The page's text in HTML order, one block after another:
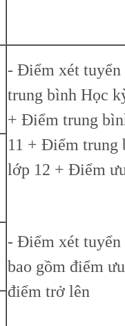
- Điểm xét
trung bình Học
+ Điểm trung
11 + Điểm trung
lớp 12 + Điểm
- Điểm xét tuyển
bao gồm điểm
điểm trở lên